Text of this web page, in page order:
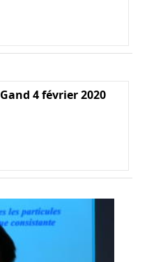
Gand 4 février 2020